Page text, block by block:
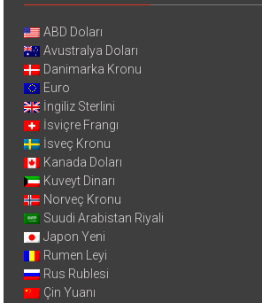
ABD Doları
Avustralya Doları
Danimarka Kronu
Euro
İngiliz Sterlini
İsviçre Frangı
İsveç Kronu
Kanada Doları
Kuveyt Dinarı
Norveç Kronu
Suudi Arabistan Riyali
Japon Yeni
Rumen Leyi
Rus Rublesi
Çin Yuanı